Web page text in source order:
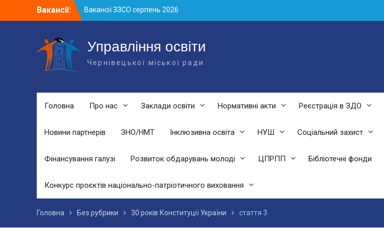
Вакансії:
Вакансії ЗЗСО серпень 2026
Вакансії ЗЗСО червень 2026
підрозділах ЗЗСО станом на 01.08.2026
р.Управління освіти
Чернівецької міської ради
Головна Про нас Заклади освіти Нормативні акти Реєстрація в ЗДО
Новини партнерів ЗНО/НМТ Інклюзивна освіта НУШ Соціальний захист
Фінансування галузі Розвиток обдарувань молоді ЦПРПП Бібліотечні фонди
Конкурс проєктів національно-патріотичного виховання
Головна Без рубрики 30 років Конституції України стаття 3